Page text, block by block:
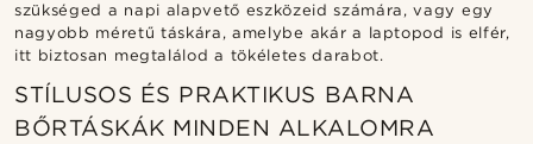
szükséged a napi alapvető eszközeid számára, vagy egy
nagyobb méretű táskára, amelybe akár a laptopod is elfér,
itt biztosan megtalálod a tökéletes darabot.
STÍLUSOS ÉS PRAKTIKUS BARNA
BŐRTÁSKÁK MINDEN ALKALOMRA